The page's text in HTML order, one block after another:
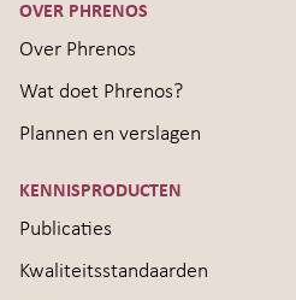
OVER PHRENOS
Over Phrenos
Wat doet Phrenos?
Plannen en verslagen
KENNISPRODUCTEN
Publicaties
Kwaliteitsstandaarden